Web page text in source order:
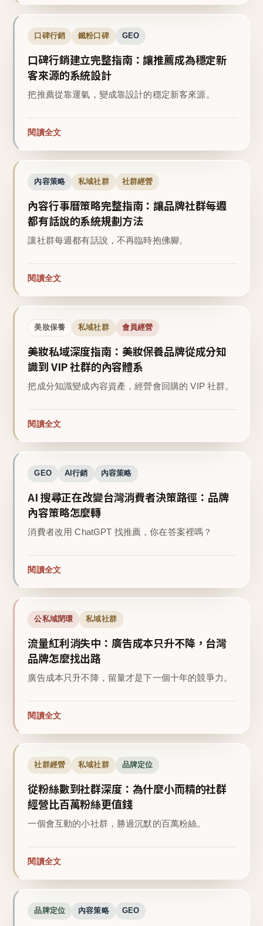
口碑行銷 鐵粉口碑 GEO
口碑行銷建立完整指南：讓推薦成為穩定新
客來源的系統設計
把推薦從靠運氣，變成靠設計的穩定新客來源。
閱讀全文
內容策略 私域社群 社群經營
內容行事曆策略完整指南：讓品牌社群每週
都有話說的系統規劃方法
讓社群每週都有話說，不再臨時抱佛腳。
閱讀全文
美妝保養 私域社群 會員經營
美妝私域深度指南：美妝保養品牌從成分知
識到 VIP 社群的內容體系
把成分知識變成內容資產，經營會回購的 VIP 社群。
閱讀全文
GEO AI行銷 內容策略
AI 搜尋正在改變台灣消費者決策路徑：品牌
內容策略怎麼轉
消費者改用 ChatGPT 找推薦，你在答案裡嗎？
閱讀全文
公私域閉環 私域社群
流量紅利消失中：廣告成本只升不降，台灣
品牌怎麼找出路
廣告成本只升不降，留量才是下一個十年的競爭力。
閱讀全文
社群經營 私域社群 品牌定位
從粉絲數到社群深度：為什麼小而精的社群
經營比百萬粉絲更值錢
一個會互動的小社群，勝過沉默的百萬粉絲。
閱讀全文
品牌定位 內容策略 GEO